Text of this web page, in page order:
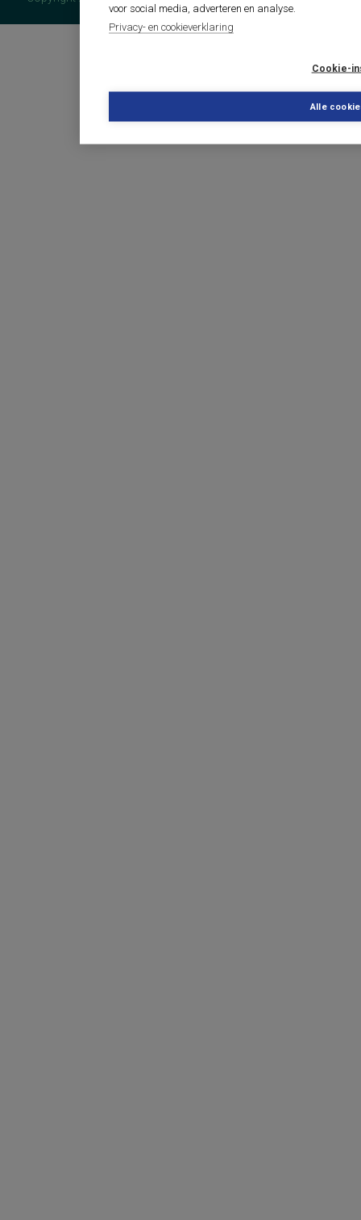
voor social media, adverteren en analyse.
Privacy- en cookieverklaring
Cookie-
Alle